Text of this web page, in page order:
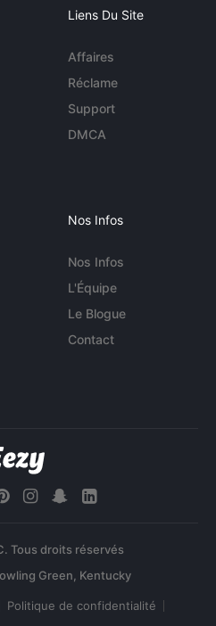
Liens Du Site
Affaires
Réclame
Support
DMCA
Nos Infos
Nos Infos
L'Équipe
Le Blogue
Contact
Tous droits réservés
Politique de confidentialité